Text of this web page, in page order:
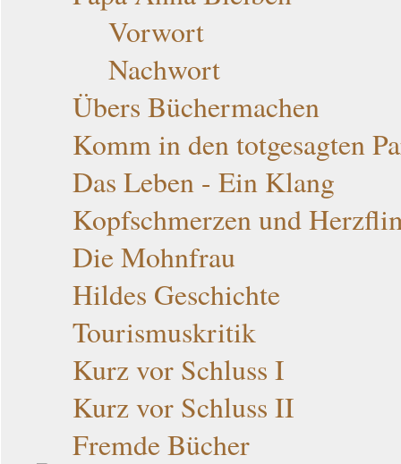
Vorwort
Nachwort
Übers Büchermachen
Komm in den totgesagten
Das Leben - Ein Klang
Kopfschmerzen und
Die Mohnfrau
Hildes Geschichte
Tourismuskritik
Kurz vor Schluss I
Kurz vor Schluss II
Fremde Bücher